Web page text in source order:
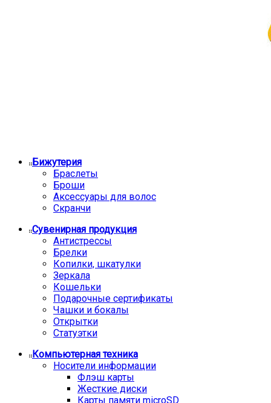
Бижутерия
Браслеты
Броши
Аксессуары для волос
Скранчи
Сувенирная продукция
Антистрессы
Брелки
Копилки, шкатулки
Зеркала
Кошельки
Подарочные сертификаты
Чашки и бокалы
Открытки
Статуэтки
Компьютерная техника
Носители информации
Флэш карты
Жесткие диски
Карты памяти microSD